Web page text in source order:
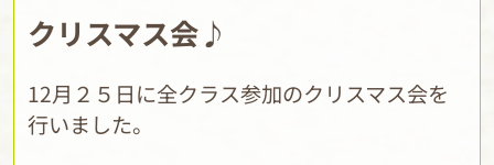
クリスマス会♪
12月２５日に全クラス参加のクリスマス会を
行いました。